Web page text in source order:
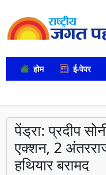
होम ई-पेपर
पेंड्रा: प्रदीप
एक्शन, 2
हथियार बरामद